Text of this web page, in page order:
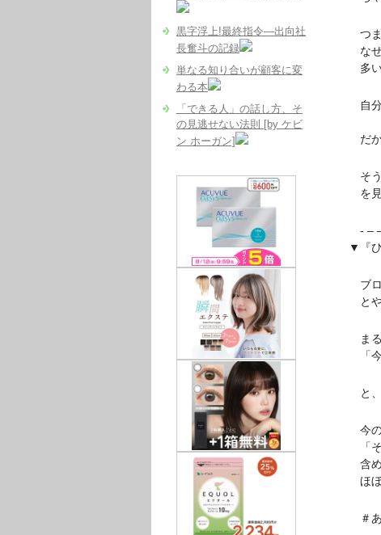
つま
なぜ
多い
自分
・・
だか
そう
を見
- – –
▼『ひ
ブロ
とや
まる
「今
と、
今の
「そ
含め
ほぼ
＃あ
黒字浮上!最終指令―出向社
長奮斗の記録
単なる知り合いが顧客に変
わる本
「できる人」の話し方、そ
の見逃せない法則 [by ケビ
ン ホーガン]